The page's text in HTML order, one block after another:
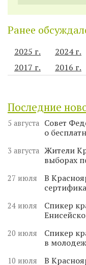
Ранее
2025 г. 2024 г.
2017 г.
2016 г.
Последние
5 августа
Совет
о
3 августа Жители
выборах
27 июля
В
24 июля
Спикер
20 июля
Спикер
в
10 июля
В